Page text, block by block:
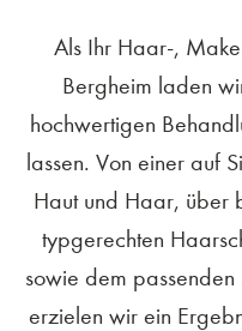
Als Ihr Haar-,
Bergheim laden
hochwertigen
lassen. Von einer auf
Haut und Haar, über
typgerechten
sowie dem
erzielen wir ein